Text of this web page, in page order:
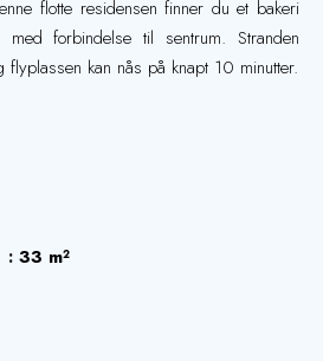
flotte residensen finner du et bakeri
med forbindelse til sentrum. Stranden
kan nås på knapt 10 minutter.
33 m²